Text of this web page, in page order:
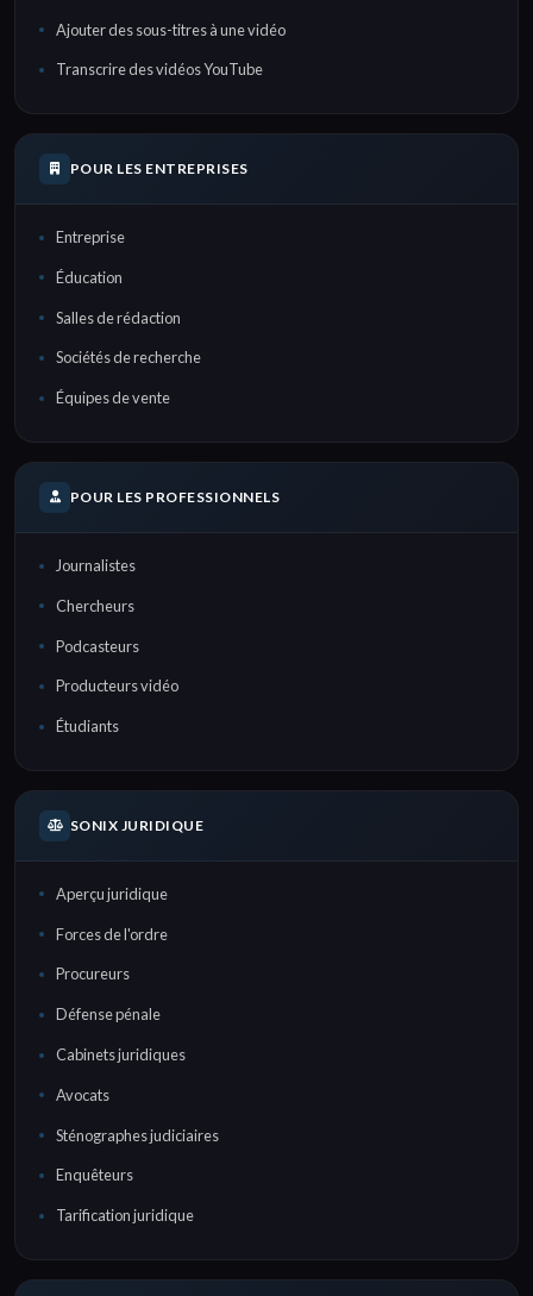
Ajouter des sous-titres à une vidéo
Transcrire des vidéos YouTube
POUR LES ENTREPRISES
Entreprise
Éducation
Salles de rédaction
Sociétés de recherche
Équipes de vente
POUR LES PROFESSIONNELS
Journalistes
Chercheurs
Podcasteurs
Producteurs vidéo
Étudiants
SONIX JURIDIQUE
Aperçu juridique
Forces de l'ordre
Procureurs
Défense pénale
Cabinets juridiques
Avocats
Sténographes judiciaires
Enquêteurs
Tarification juridique